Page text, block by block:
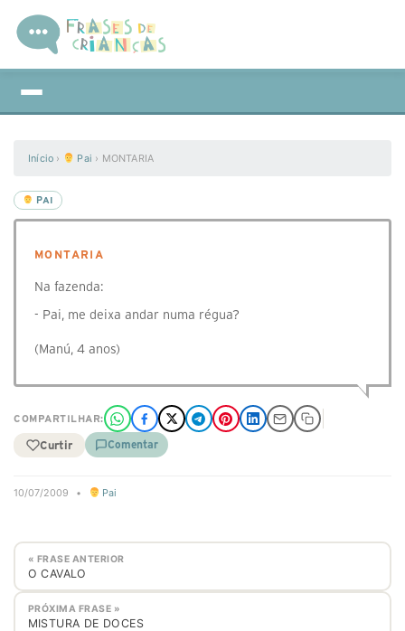
Início › Pai › MONTARIA
PAI
MONTARIA
Na fazenda:
- Pai, me deixa andar numa régua?
(Manú, 4 anos)
COMPARTILHAR:
Curtir Comentar
10/07/2009 • Pai
« FRASE ANTERIOR
O CAVALO
PRÓXIMA FRASE »
MISTURA DE DOCES